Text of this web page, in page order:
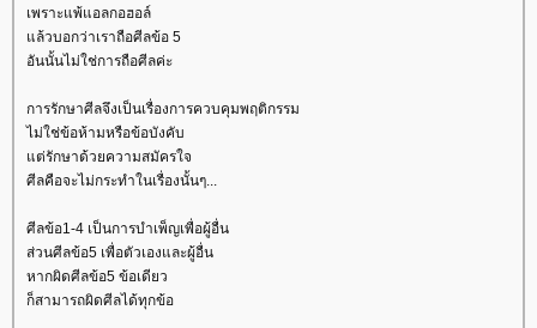
เพราะแพ้แอลกอฮอล์
ล้วบอกว่าเราถือศีลข้อ 5
อันนั้นไม่ใช่การถือศีลค่ะ
การรักษาศีลจึงเป็นเรื่องการควบคุมพฤติกรรม
ไม่ใช่ข้อห้ามหรือข้อบังคับ
ต่รักษาด้วยความสมัครใจ
ศีลคือจะไม่กระทำในเรื่องนั้นๆ...
ศีลข้อ1-4 เป็นการบำเพ็ญเพื่อผู้อื่น
ส่วนศีลข้อ5 เพื่อตัวเองและผู้อื่น
หากผิดศีลข้อ5 ข้อเดียว
ก็สามารถผิดศีลได้ทุกข้อ